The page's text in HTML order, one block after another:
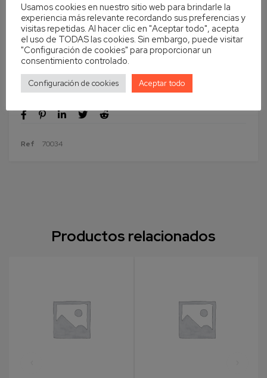
Cantidad En stock
Añadir al carrito
Ref 70034
Productos relacionados
Usamos cookies en nuestro sitio web para brindarle la
experiencia más relevante recordando sus preferencias y
visitas repetidas. Al hacer clic en "Aceptar todo", acepta
el uso de TODAS las cookies. Sin embargo, puede visitar
"Configuración de cookies" para proporcionar un
consentimiento controlado.
Configuración de cookies Aceptar todo